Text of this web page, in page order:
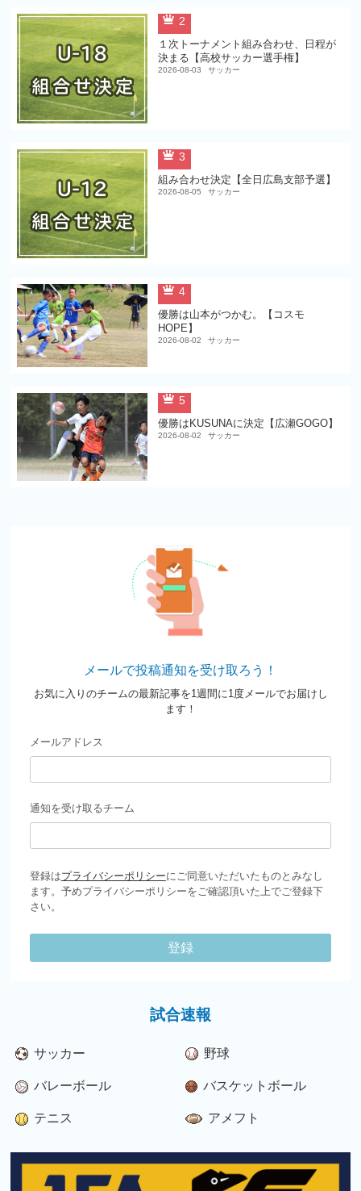
2
１次トーナメント組み合わせ、日程が
決まる【高校サッカー選手権】
2026-08-03 サッカー
3
組み合わせ決定【全日広島支部予選】
2026-08-05 サッカー
4
優勝は山本がつかむ。【コスモ
HOPE】
2026-08-02 サッカー
5
優勝はKUSUNAに決定【広瀬GOGO】
2026-08-02 サッカー
メールで投稿通知を受け取ろう！
お気に入りのチームの最新記事を1週間に1度メールでお届けし
ます！
メールアドレス
通知を受け取るチーム
登録はプライバシーポリシーにご同意いただいたものとみなし
ます。予めプライバシーポリシーをご確認頂いた上でご登録下
さい。
登録
試合速報
サッカー 野球
バレーボール バスケットボール
テニス アメフト